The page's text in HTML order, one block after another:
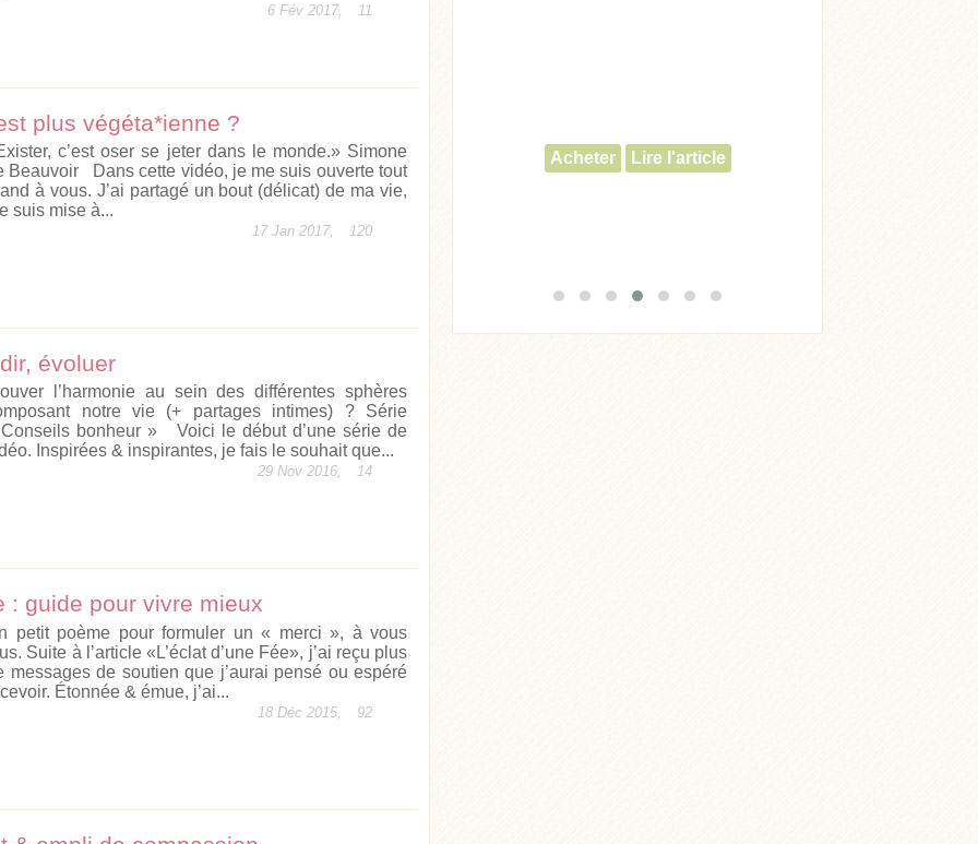
6 Fév 2017, 11
plus végéta*ienne ?
c’est oser se jeter dans le monde.» Simone
Beauvoir Dans cette vidéo, je me suis ouverte tout
à vous. J’ai partagé un bout (délicat) de ma vie,
suis mise à...
17 Jan 2017, 120
évoluer
l’harmonie au sein des différentes sphères
notre vie (+ partages intimes) ? Série
bonheur » Voici le début d’une série de
Inspirées & inspirantes, je fais le souhait que...
29 Nov 2016, 14
: guide pour vivre mieux
petit poème pour formuler un « merci », à vous
Suite à l’article «L’éclat d’une Fée», j’ai reçu plus
messages de soutien que j’aurai pensé ou espéré
Étonnée & émue, j’ai...
18 Déc 2015, 92
Acheter Lire l'article
Acheter Lire l'article